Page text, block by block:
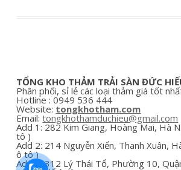
TỔNG KHO THẢM TRẢI SÀN ĐỨC
Phân phối, sỉ lẻ các loại thảm giá tốt
Hotline : 0949 536 444
Website: tongkhotham.com
Email:tongkhothamduchieu@gmail.com
Add 1:282Kim Giang, Hoàng Mai, Hà
tô )
Add 2: 214 Nguyễn Xiển, Thanh Xuân,
ô tô )
Add 3: 312 Lý Thái Tổ, Phường 10,